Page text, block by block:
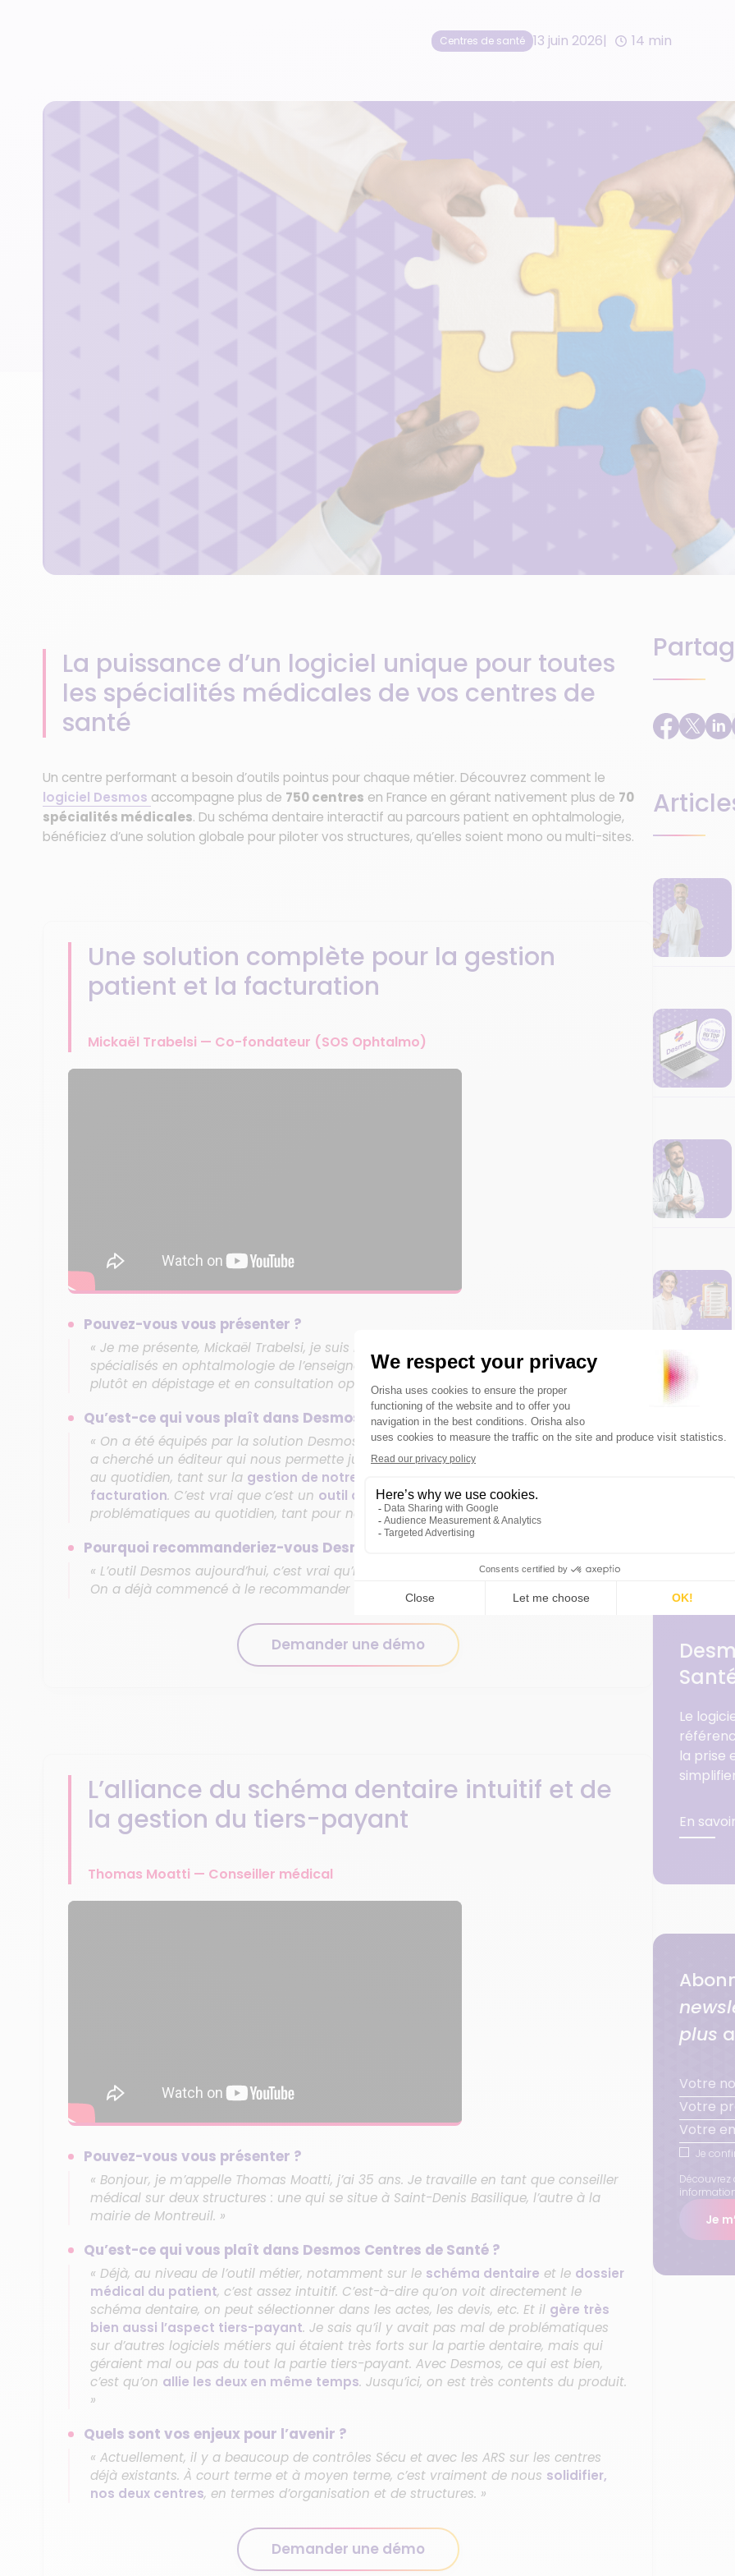
Centres de santé 13 juin 2026 14 min
La puissance d’un logiciel unique pour toutes
les spécialités médicales de vos centres de
santé
Un centre performant a besoin d’outils pointus pour chaque métier. Découvrez comment le
logiciel Desmos accompagne plus de 750 centres en France en gérant nativement plus de 70
spécialités médicales. Du schéma dentaire interactif au parcours patient en ophtalmologie,
bénéficiez d’une solution globale pour piloter vos structures, qu’elles soient mono ou multi-sites.
Une solution complète pour la gestion
patient et la facturation
Mickaël Trabelsi — Co-fondateur (SOS Ophtalmo)
Pouvez-vous vous présenter ?
« Je me présente, Mickaël Trabelsi, je suis le co-fondateur des centres de santé
spécialisés en ophtalmologie de l’enseigne SOS Ophtalmo. Nous sommes spécialisés
plutôt en dépistage et en consultation ophtalmologique. »
Qu’est-ce qui vous plaît dans Desmos Centres de Santé ?
« On a été équipés par la solution Desmos il y a maintenant presque quatre ans. On
a cherché un éditeur qui nous permette justement de nous accompagner au mieux
au quotidien, tant sur la gestion de notre dossier patientèle
facturation. C’est vrai que c’est un outil assez completqui répond à toutes les
problématiques au quotidien, tant pour nos secrétaires que pour nos praticiens. »
Pourquoi recommanderiez-vous Desmos ?
« L’outil Desmos aujourd’hui, c’est vrai qu’il répond à l’ensemble de nos besoins.
On a déjà commencé à le recommander à certains de nos confrères. »
Demander une démo
L’alliance du schéma dentaire intuitif et de
la gestion du tiers-payant
Thomas Moatti — Conseiller médical
Pouvez-vous vous présenter ?
« Bonjour, je m’appelle Thomas Moatti, j’ai 35 ans. Je travaille en tant que conseiller
médical sur deux structures : une qui se situe à Saint-Denis Basilique, l’autre à la
mairie de Montreuil. »
Qu’est-ce qui vous plaît dans Desmos Centres de Santé ?
« Déjà, au niveau de l’outil métier, notamment sur le schéma dentaire et le dossier
médical du patient, c’est assez intuitif. C’est-à-dire qu’on voit directement le
schéma dentaire, on peut sélectionner dans les actes, les devis, etc. Et il gère très
bien aussi l’aspect tiers-payant. Je sais qu’il y avait pas mal de problématiques
sur d’autres logiciels métiers qui étaient très forts sur la partie dentaire, mais qui
géraient mal ou pas du tout la partie tiers-payant. Avec Desmos, ce qui est bien,
c’est qu’on allie les deux en même temps. Jusqu’ici, on est très contents du produit.
»
Quels sont vos enjeux pour l’avenir ?
« Actuellement, il y a beaucoup de contrôles Sécu et avec les ARS sur les centres
déjà existants. À court terme et à moyen terme, c’est vraiment de nous solidifier,
nos deux centres, en termes d’organisation et de structures. »
Demander une démo
Le
la prise
En
plus
Je
Je